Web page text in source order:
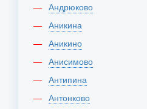
Андрюково
Аникина
Аникино
Анисимово
Антипина
Антонково